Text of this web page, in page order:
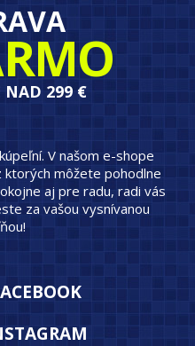
NAD 299 €
V našom e-shope
môžete pohodlne
aj pre radu, radi vás
za vašou vysnívanou